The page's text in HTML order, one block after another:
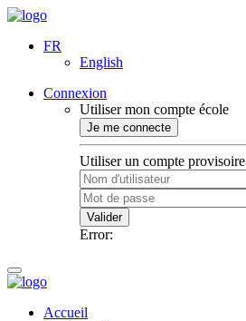
FR
English
Connexion
Utiliser mon compte école
Je me connecte
Utiliser un compte provisoire
Valider
Error:
Accueil